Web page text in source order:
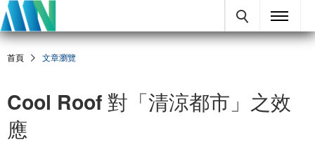
首頁 文章瀏覽
Cool Roof 對「清涼都市」之效
應